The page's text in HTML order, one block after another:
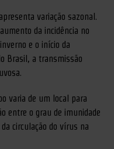
variação sazonal.
da incidência no
e o início da
Brasil, a transmissão
varia de um local para
entre o grau de imunidade
circulação do vírus na